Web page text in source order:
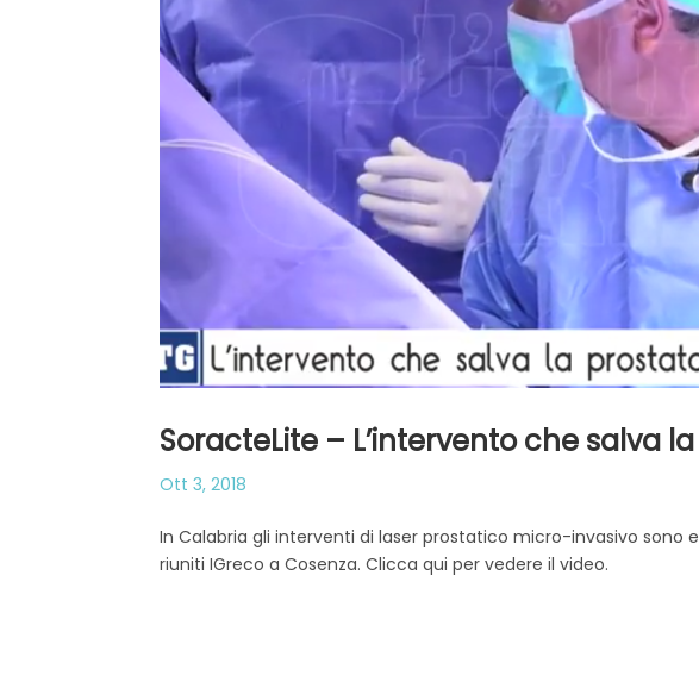
SoracteLite – L’intervento che salva
Ott 3, 2018
In Calabria gli interventi di laser prostatico micro-invasivo sono
riuniti IGreco a Cosenza. Clicca qui per vedere il video.